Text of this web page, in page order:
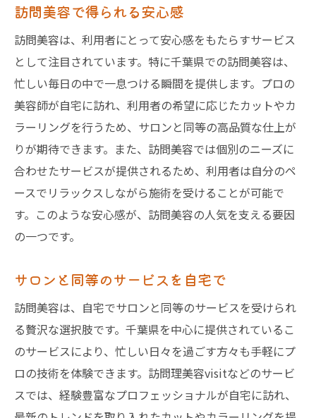
訪問美容で得られる安心感
訪問美容は、利用者にとって安心感をもたらすサービス
として注目されています。特に千葉県での訪問美容は、
忙しい毎日の中で一息つける瞬間を提供します。プロの
美容師が自宅に訪れ、利用者の希望に応じたカットやカ
ラーリングを行うため、サロンと同等の高品質な仕上が
りが期待できます。また、訪問美容では個別のニーズに
合わせたサービスが提供されるため、利用者は自分のペ
ースでリラックスしながら施術を受けることが可能で
す。このような安心感が、訪問美容の人気を支える要因
の一つです。
サロンと同等のサービスを自宅で
訪問美容は、自宅でサロンと同等のサービスを受けられ
る贅沢な選択肢です。千葉県を中心に提供されているこ
のサービスにより、忙しい日々を過ごす方々も手軽にプ
ロの技術を体験できます。訪問理美容visitなどのサービ
スでは、経験豊富なプロフェッショナルが自宅に訪れ、